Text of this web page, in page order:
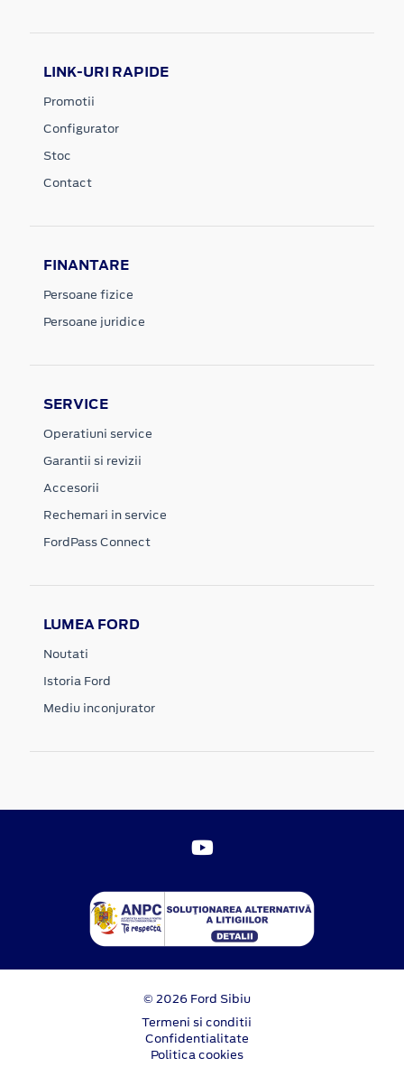
LINK-URI RAPIDE
Promotii
Configurator
Stoc
Contact
FINANTARE
Persoane fizice
Persoane juridice
SERVICE
Operatiuni service
Garantii si revizii
Accesorii
Rechemari in service
FordPass Connect
LUMEA FORD
Noutati
Istoria Ford
Mediu inconjurator
© 2026 Ford Sibiu
Termeni si conditii
Confidentialitate
Politica cookies